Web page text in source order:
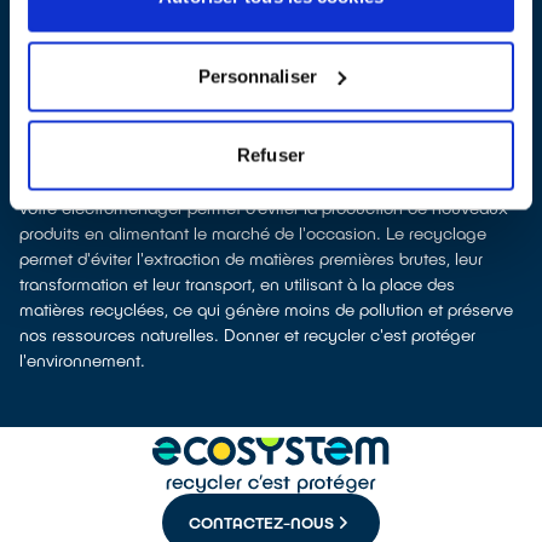
Personnaliser
Refuser
dans certains points de vente)
Les points de collecte de Ascain, partenaires d'ecosystem, nous
procédions à leur dépollution et leur recyclage.
Recycler, c’est économiser les ressources et réduire l’impact
environnemental
La production d’équipements électriques neufs est génératrice de
pollution et consommatrice de ressources naturelles. Donner
votre électroménager permet d’éviter la production de nouveaux
produits en alimentant le marché de l'occasion. Le recyclage
permet d'éviter l'extraction de matières premières brutes, leur
transformation et leur transport, en utilisant à la place des
matières recyclées, ce qui génère moins de pollution et préserve
nos ressources naturelles. Donner et recycler c'est protéger
l'environnement.
CONTACTEZ-NOUS